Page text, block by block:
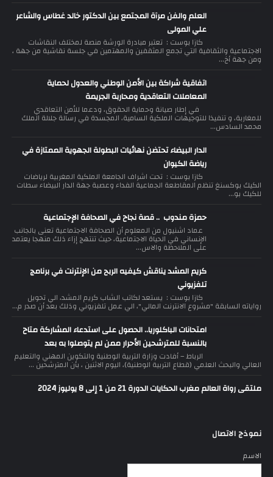
العلم والفن مرآة المجتمع بين الدكتور خالد غطاس والشاعر
علي المولى
كازا بوست : تعتبر مبادرة الورشة منصة لمختلف النقاشات
الاجتماعية والثقافية التي تجمع المثقفين والمهتمين في جلسة نقاشية من جهة ،
ومن جهة أخ...
اتفاقية شراكة بين الأمن الوطني والعدول لحماية
المعاملات التعاقدية ومحاربة الجريمة
في إطار صيانة وحماية الحقوق، ودعما للأمن التعاقدي
للمغاربة، و تنفيذا للتوجيهات الملكية السامية، المجسدة في رسالة جلالة الملك
محمد السادس...
الدار البيضاء تحتضن نهائيات البطولة الجهوية الممتازة في
رياضة الكيوان
كازا بوست : تحت اشراف الجامعة الملكية المغربية لرياضات
الكيك بوكسنغ تنظم المقاطعة الجماعية الفداء وعصبة جهة الدار البيضاء سطات
للكيك بو...
حمزة مندوب .. قصة نجاح في الصحافة الإجتماعية
عماد اشنيول من المعلوم أن الصحافة الاجتماعية تعنى بالجانب
الإنساني في الحياة الاجتماعية، حيث تنتهج إزاء ذلك منهجا يعتمد
على الملاحظة والاس...
كريم المشد يناقش كيفيه الربح من الإنترنت في برنامج
تلفزيوني
كازا بوست : يستعد لكاتب الشاب كريم المشد، الي تحويل
رواياته السابقة "مشروع الانترنت المالي"، الي عمل تلفزيوني وذلك بعد أن صدر م...
امتحانات الباكلوريا.. الحصول على استدعاء المشاركة متاح
بالنسبة للمترشحين الأحرار ممن لم يتوصلوا به بعد
الرباط – أفادت وزارة التربية الوطنية والتكوين المهني والتعليم
العالي والبحث العلمي (قطاع التربية الوطنية)، اليوم الاثنين ، بأن المترشحين ...
ملتقى رواة العالم مغرب الحكايات الدورة 21 من 1 إلى 8 يوليوز 2024
نموذج الاتصال
الاسم